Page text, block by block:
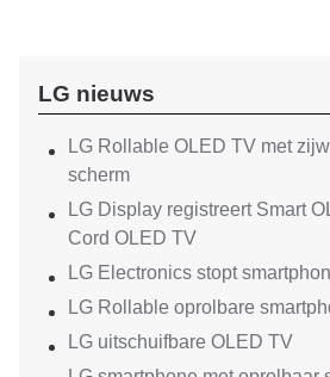
LG nieuws
LG Rollable OLED TV met
scherm
LG Display registreert Smart
Cord OLED TV
LG Electronics stopt
LG Rollable oprolbare
LG uitschuifbare OLED TV